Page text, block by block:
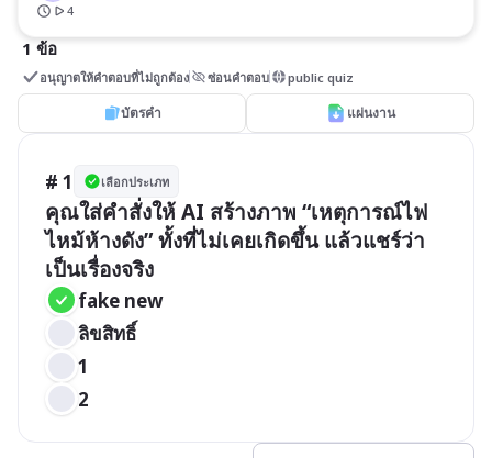
4
1 ข้อ
อนุญาตให้คำตอบที่ไม่ถูกต้อง ซ่อนคำตอบ public quiz
บัตรคำ แผ่นงาน
# 1 เลือกประเภท
คุณใส่คำสั่งให้ AI สร้างภาพ “เหตุการณ์ไฟ
ไหม้ห้างดัง” ทั้งที่ไม่เคยเกิดขึ้น แล้วแชร์ว่า
เป็นเรื่องจริง
fake new
ลิขสิทธิ์
1
2